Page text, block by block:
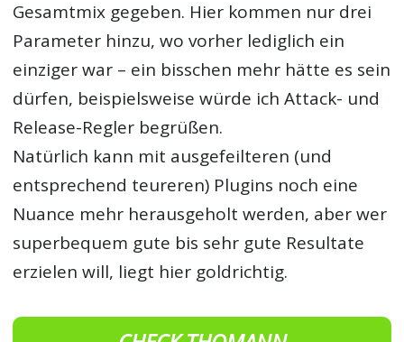
Gesamtmix gegeben. Hier kommen nur drei
Parameter hinzu, wo vorher lediglich ein
einziger war – ein bisschen mehr hätte es sein
dürfen, beispielsweise würde ich Attack- und
Release-Regler begrüßen.
Natürlich kann mit ausgefeilteren (und
entsprechend teureren) Plugins noch eine
Nuance mehr herausgeholt werden, aber wer
superbequem gute bis sehr gute Resultate
erzielen will, liegt hier goldrichtig.